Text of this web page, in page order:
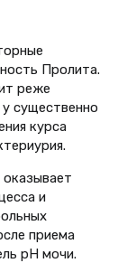
Пролита.
реже
существенно
курса
и
приема
рН мочи.